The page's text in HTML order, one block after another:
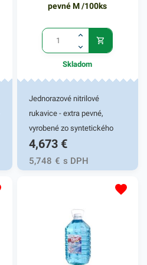
pevné M /100ks
Skladom
Jednorazové nitrilové
rukavice - extra pevné,
vyrobené zo syntetického
kaučuku. Mikrotextúra
zabezpečí priľnavosť pri
nosení. Vysoká odolnosť
voči pretrhnutiu a štiepenie
komplexnú ochranu pred
infikovaným materiálom,
vírusmi či inými patogénnymi
látkami. Nitrilové rukavice sú
4,673 €
5,748 € s DPH